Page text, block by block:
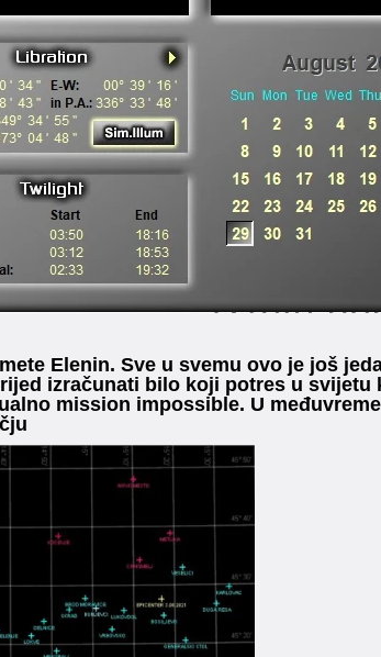
Elenin. Sve u svemu ovo je još
izračunati bilo koji potres u svijetu
mission impossible. U